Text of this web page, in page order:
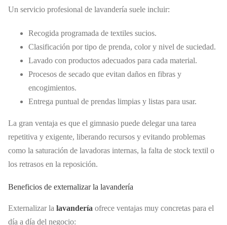
Un servicio profesional de lavandería suele incluir:
Recogida programada de textiles sucios.
Clasificación por tipo de prenda, color y nivel de suciedad.
Lavado con productos adecuados para cada material.
Procesos de secado que evitan daños en fibras y
encogimientos.
Entrega puntual de prendas limpias y listas para usar.
La gran ventaja es que el gimnasio puede delegar una tarea
repetitiva y exigente, liberando recursos y evitando problemas
como la saturación de lavadoras internas, la falta de stock textil o
los retrasos en la reposición.
Beneficios de externalizar la lavandería
Externalizar la lavandería ofrece ventajas muy concretas para el
día a día del negocio: